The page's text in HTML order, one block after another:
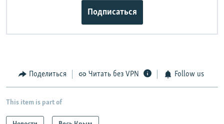
Подписаться
Поделиться Читать без VPN Follow us
This item is part of